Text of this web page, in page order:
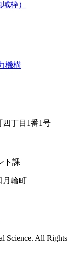
枠）
機構
四丁目1番1号
ト課
月輪町
Science. All Rights